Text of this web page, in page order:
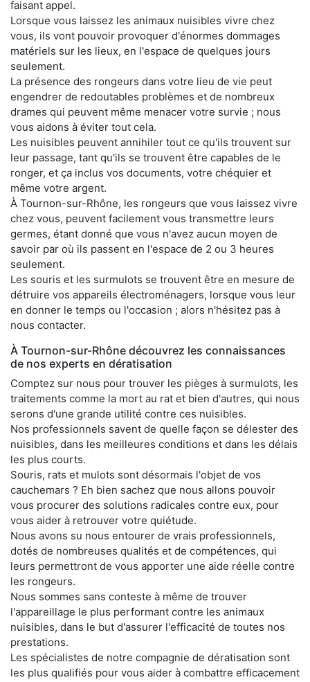
faisant appel.
Lorsque vous laissez les animaux nuisibles vivre chez
vous, ils vont pouvoir provoquer d'énormes dommages
matériels sur les lieux, en l'espace de quelques jours
seulement.
La présence des rongeurs dans votre lieu de vie peut
engendrer de redoutables problèmes et de nombreux
drames qui peuvent même menacer votre survie ; nous
vous aidons à éviter tout cela.
Les nuisibles peuvent annihiler tout ce qu'ils trouvent sur
leur passage, tant qu'ils se trouvent être capables de le
ronger, et ça inclus vos documents, votre chéquier et
même votre argent.
À Tournon-sur-Rhône, les rongeurs que vous laissez vivre
chez vous, peuvent facilement vous transmettre leurs
germes, étant donné que vous n'avez aucun moyen de
savoir par où ils passent en l'espace de 2 ou 3 heures
seulement.
Les souris et les surmulots se trouvent être en mesure de
détruire vos appareils électroménagers, lorsque vous leur
en donner le temps ou l'occasion ; alors n'hésitez pas à
nous contacter.
À Tournon-sur-Rhône découvrez les connaissances
de nos experts en dératisation
Comptez sur nous pour trouver les pièges à surmulots, les
traitements comme la mort au rat et bien d'autres, qui nous
serons d'une grande utilité contre ces nuisibles.
Nos professionnels savent de quelle façon se délester des
nuisibles, dans les meilleures conditions et dans les délais
les plus courts.
Souris, rats et mulots sont désormais l'objet de vos
cauchemars ? Eh bien sachez que nous allons pouvoir
vous procurer des solutions radicales contre eux, pour
vous aider à retrouver votre quiétude.
Nous avons su nous entourer de vrais professionnels,
dotés de nombreuses qualités et de compétences, qui
leurs permettront de vous apporter une aide réelle contre
les rongeurs.
Nous sommes sans conteste à même de trouver
l'appareillage le plus performant contre les animaux
nuisibles, dans le but d'assurer l'efficacité de toutes nos
prestations.
Les spécialistes de notre compagnie de dératisation sont
les plus qualifiés pour vous aider à combattre efficacement